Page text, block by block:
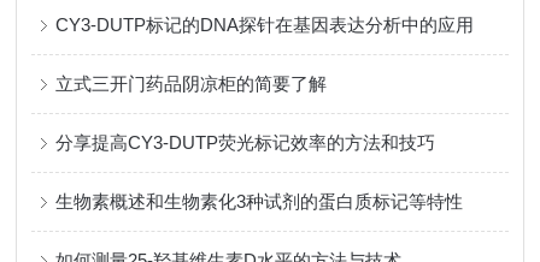
CY3-DUTP标记的DNA探针在基因表达分析中的应用
立式三开门药品阴凉柜的简要了解
分享提高CY3-DUTP荧光标记效率的方法和技巧
生物素概述和生物素化3种试剂的蛋白质标记等特性